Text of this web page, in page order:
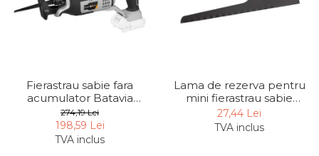
Carucior Scule
Tester Compresie Auto
Truse reparatii anvelope
Fierastrau sabie fara
acumulator Batavia
7062507, 18 V, 3000 rpm
274,19 Lei
198,59 Lei
TVA inclus
Lama de rezerva pentru
mini fierastrau sabie
pneumatic Dema
ZA22103
27,44 Lei
TVA inclus